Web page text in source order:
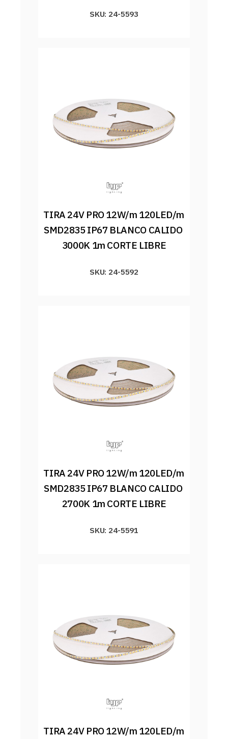
SKU: 24-5593
TIRA 24V PRO 12W/m 120LED/m
SMD2835 IP67 BLANCO CALIDO
3000K 1m CORTE LIBRE
SKU: 24-5592
TIRA 24V PRO 12W/m 120LED/m
SMD2835 IP67 BLANCO CALIDO
2700K 1m CORTE LIBRE
SKU: 24-5591
TIRA 24V PRO 12W/m 120LED/m